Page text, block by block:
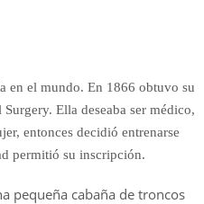
en el mundo. En 1866 obtuvo su
Ella deseaba ser médico,
entonces decidió entrenarse
permitió su inscripción.
pequeña cabaña de troncos